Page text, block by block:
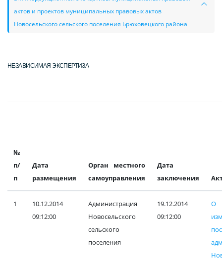
актов и проектов муниципальных правовых актов
Новосельского сельского поселения Брюховецкого района
НЕЗАВИСИМАЯ ЭКСПЕРТИЗА
№
п/
п
Дата
размещения
Орган местного
самоуправления
Дата
заключения
1
10.12.2014
09:12:00
Администрация
Новосельского
сельского
поселения
19.12.2014
09:12:00
О